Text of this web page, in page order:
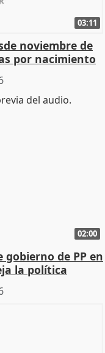
03:11
noviembre de
por nacimiento
02:00
gobierno de PP en
la política